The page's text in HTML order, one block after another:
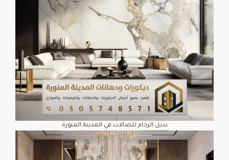
بديل الرخام للصالات في المدينة المنورة